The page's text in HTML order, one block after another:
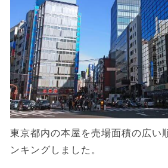
東京都内の本屋を売場面積の広い
ンキングしました。